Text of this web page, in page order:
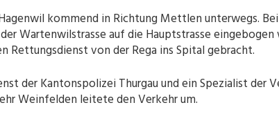
kommend in Richtung Mettlen unterwegs.
Wartenwilstrasse auf die Hauptstrasse
Rettungsdienst von der Rega ins Spital gebracht.
der Kantonspolizei Thurgau und ein Spezialist der
Weinfelden leitete den Verkehr um.